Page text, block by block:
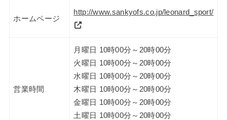
ホームページ
http://www.sankyofs.co.jp/leonard_sport/
営業時間
月曜日 10時00分～20時00分
火曜日 10時00分～20時00分
水曜日 10時00分～20時00分
木曜日 10時00分～20時00分
金曜日 10時00分～20時00分
土曜日 10時00分～20時00分